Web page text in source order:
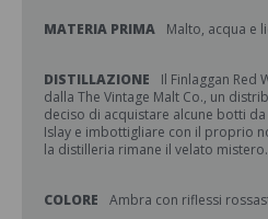
MATERIA PRIMA Malto, acqua e
DISTILLAZIONE
Il Finlaggan Red
dalla The Vintage Malt Co., un
deciso di acquistare alcune botti
Islay e imbottigliare con il proprio
la distilleria rimane il velato mistero.
COLORE Ambra con riflessi